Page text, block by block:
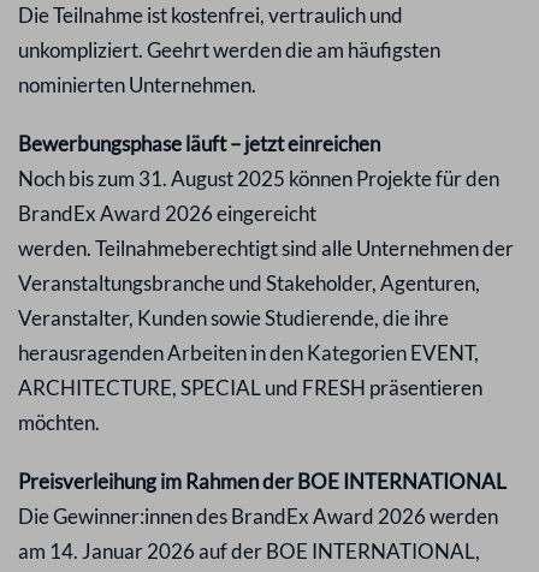
Die Teilnahme ist kostenfrei, vertraulich und
unkompliziert. Geehrt werden die am häufigsten
nominierten Unternehmen.
Bewerbungsphase läuft – jetzt einreichen
Noch bis zum 31. August 2025 können Projekte für den
BrandEx Award 2026 eingereicht
werden. Teilnahmeberechtigt sind alle Unternehmen der
Veranstaltungsbranche und Stakeholder, Agenturen,
Veranstalter, Kunden sowie Studierende, die ihre
herausragenden Arbeiten in den Kategorien EVENT,
ARCHITECTURE, SPECIAL und FRESH präsentieren
möchten.
Preisverleihung im Rahmen der BOE INTERNATIONAL
Die Gewinner:innen des BrandEx Award 2026 werden
am 14. Januar 2026 auf der BOE INTERNATIONAL,